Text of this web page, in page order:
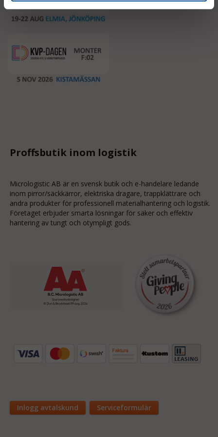
Proffsbutik inom logistik
Micrologistic AB är en svensk butik och e-handelare ledande
inom pirror/säckkärror, elektriska dragare, trappklättrare och
andra produkter för professionell materialhantering och logistik.
Företaget erbjuder smarta lösningar för säker och effektiv
hantering av tungt och otympligt gods.
Inlogg avtalskund Serviceformulär